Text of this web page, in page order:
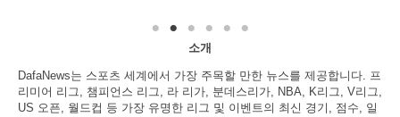
소개
DafaNews는 스포츠 세계에서 가장 주목할 만한 뉴스를 제공합니다. 프
리미어 리그, 챔피언스 리그, 라 리가, 분데스리가, NBA, K리그, V리그,
US 오픈, 월드컵 등 가장 유명한 리그 및 이벤트의 최신 경기, 점수, 일